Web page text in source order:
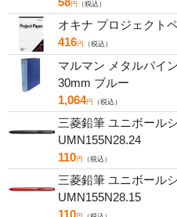
円 （税込）
オキナ プロジェクト
416円 （税込）
マルマン メタルバイ
30mm ブルー
1,064円 （税込）
三菱鉛筆 ユニボール
UMN155N28.24
110円 （税込）
三菱鉛筆 ユニボール
UMN155N28.15